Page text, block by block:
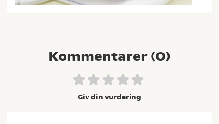
Kommentarer (0)
Giv din vurdering